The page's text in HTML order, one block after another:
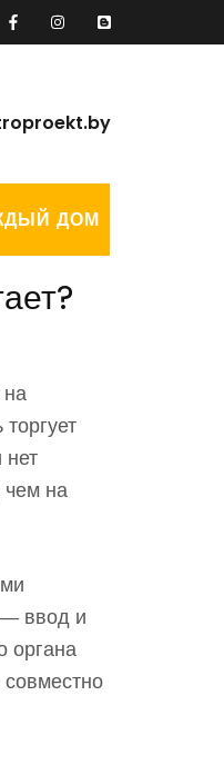
ДОМ
нет
чем на
— ввод и
органа